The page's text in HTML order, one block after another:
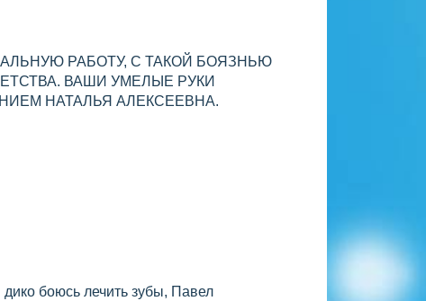
РАБОТУ, С ТАКОЙ БОЯЗНЬЮ
ВАШИ УМЕЛЫЕ РУКИ
НАТАЛЬЯ АЛЕКСЕЕВНА.
боюсь лечить зубы, Павел